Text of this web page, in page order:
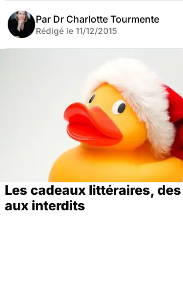
Par Dr Charlotte Tourmente
Rédigé le 11/12/2015
Les cadeaux littéraires,
aux interdits